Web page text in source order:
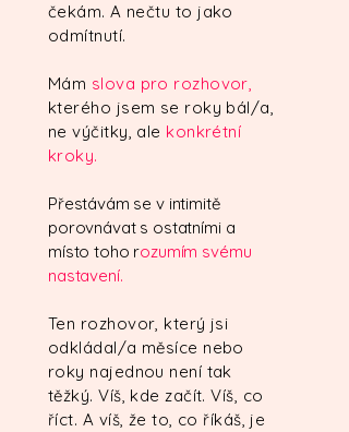
čekám. A nečtu to jako
odmítnutí.
Mám slova pro rozhovor,
kterého jsem se roky bál/a,
ne výčitky, ale konkrétní
kroky.
Přestávám se v intimitě
porovnávat s ostatními a
místo toho rozumím svému
nastavení.
Ten rozhovor, který jsi
odkládal/a měsíce nebo
roky najednou není tak
těžký. Víš, kde začít. Víš, co
říct. A víš, že to, co říkáš, je